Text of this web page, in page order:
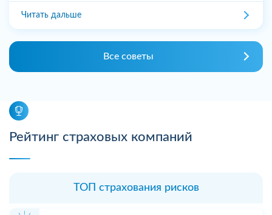
Читать дальше
Все советы
Рейтинг страховых компаний
ТОП страхования рисков